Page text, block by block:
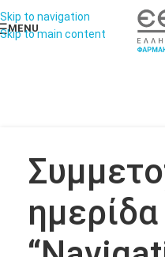
Skip to navigation
Skip to main content
MENU